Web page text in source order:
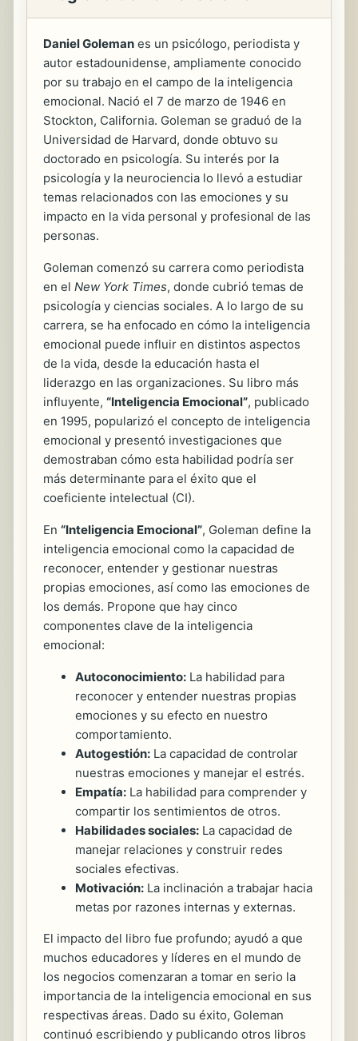
Daniel Goleman es un psicólogo, periodista y
autor estadounidense, ampliamente conocido
por su trabajo en el campo de la inteligencia
emocional. Nació el 7 de marzo de 1946 en
Stockton, California. Goleman se graduó de la
Universidad de Harvard, donde obtuvo su
doctorado en psicología. Su interés por la
psicología y la neurociencia lo llevó a estudiar
temas relacionados con las emociones y su
impacto en la vida personal y profesional de las
personas.
Goleman comenzó su carrera como periodista
en el New York Times, donde cubrió temas de
psicología y ciencias sociales. A lo largo de su
carrera, se ha enfocado en cómo la inteligencia
emocional puede influir en distintos aspectos
de la vida, desde la educación hasta el
liderazgo en las organizaciones. Su libro más
influyente, “Inteligencia Emocional”, publicado
en 1995, popularizó el concepto de inteligencia
emocional y presentó investigaciones que
demostraban cómo esta habilidad podría ser
más determinante para el éxito que el
coeficiente intelectual (CI).
En “Inteligencia Emocional”, Goleman define la
inteligencia emocional como la capacidad de
reconocer, entender y gestionar nuestras
propias emociones, así como las emociones de
los demás. Propone que hay cinco
componentes clave de la inteligencia
emocional:
Autoconocimiento: La habilidad para
reconocer y entender nuestras propias
emociones y su efecto en nuestro
comportamiento.
Autogestión: La capacidad de controlar
nuestras emociones y manejar el estrés.
Empatía: La habilidad para comprender y
compartir los sentimientos de otros.
Habilidades sociales: La capacidad de
manejar relaciones y construir redes
sociales efectivas.
Motivación: La inclinación a trabajar hacia
metas por razones internas y externas.
El impacto del libro fue profundo; ayudó a que
muchos educadores y líderes en el mundo de
los negocios comenzaran a tomar en serio la
importancia de la inteligencia emocional en sus
respectivas áreas. Dado su éxito, Goleman
continuó escribiendo y publicando otros libros